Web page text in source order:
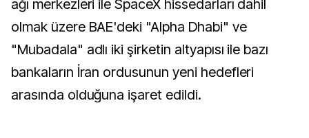
ağı merkezleri ile SpaceX hissedarları dahil
olmak üzere BAE'deki "Alpha Dhabi" ve
"Mubadala" adlı iki şirketin altyapısı ile bazı
bankaların İran ordusunun yeni hedefleri
arasında olduğuna işaret edildi.